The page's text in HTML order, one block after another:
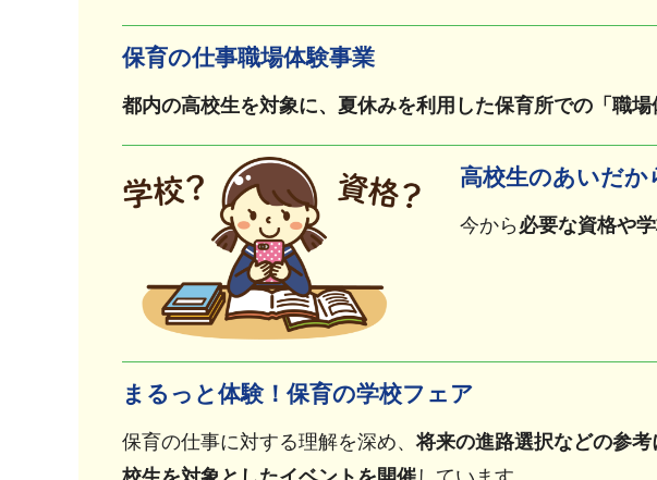
保育の仕事職場体験事業
都内の高校生を対象に、夏休みを利用した保育所での「職場
高校生のあいだか
今から 必要な資格や
まるっと体験！保育の学校フェア
保育の仕事に対する理解を深め、 将来の進路選択などの参